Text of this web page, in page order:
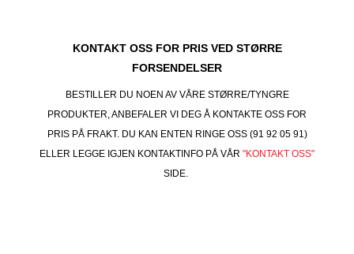
KONTAKT OSS FOR PRIS VED STØRRE
FORSENDELSER
BESTILLER DU NOEN AV VÅRE STØRRE/TYNGRE
PRODUKTER, ANBEFALER VI DEG Å KONTAKTE OSS FOR
PRIS PÅ FRAKT. DU KAN ENTEN RINGE OSS (91 92 05 91)
ELLER LEGGE IGJEN KONTAKTINFO PÅ VÅR "KONTAKT OSS"
SIDE.